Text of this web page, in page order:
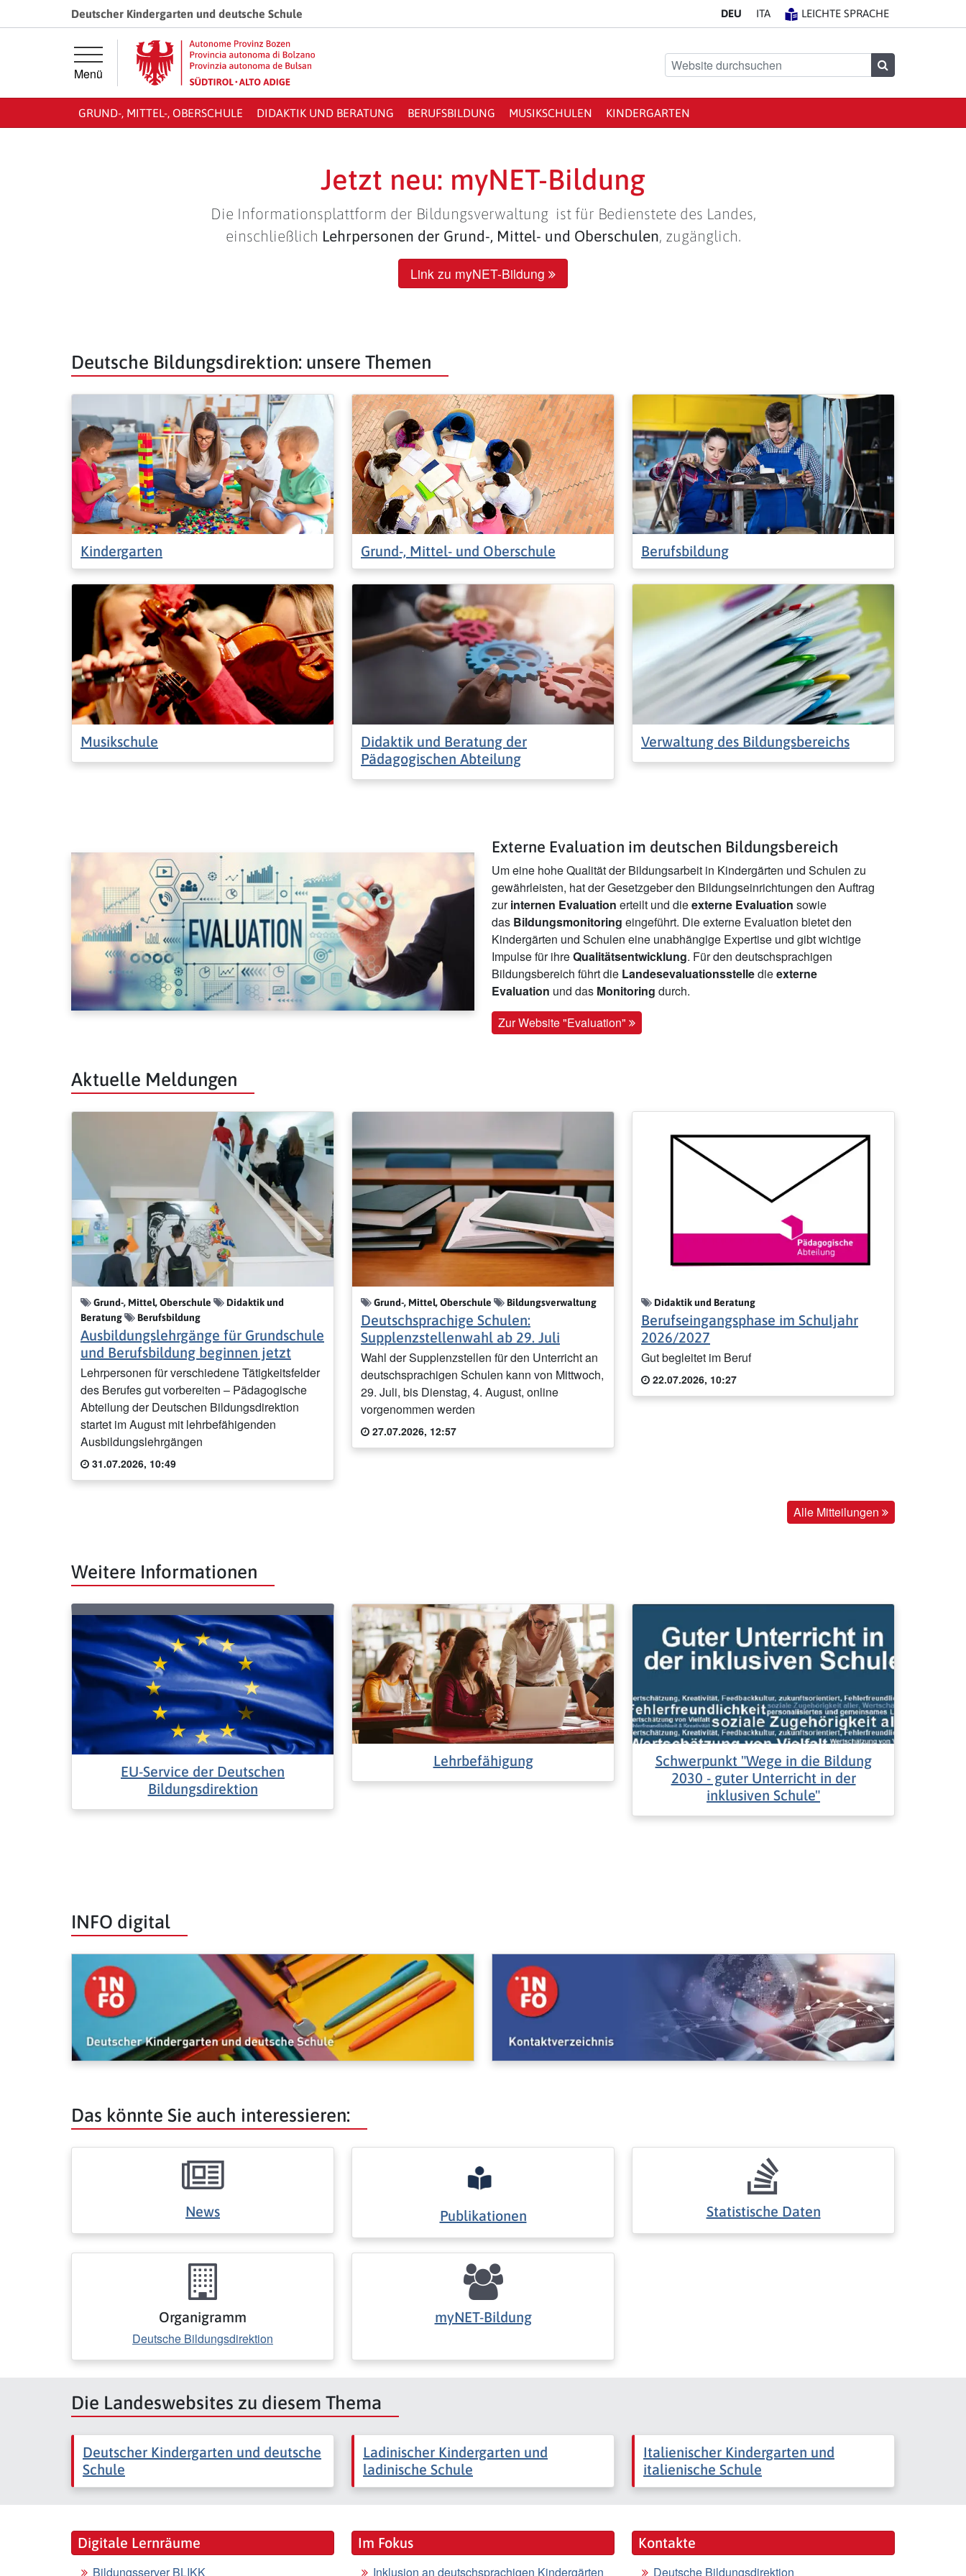
Springe direkt zur Hauptnavigation
Springe direkt zum InhaltDeutscher Kindergarten und deutsche Schule DEU ITA LEICHTE SPRACHE
Menü
Website durchsuchen
GRUND-, MITTEL-, OBERSCHULE DIDAKTIK UND BERATUNG BERUFSBILDUNG MUSIKSCHULEN KINDERGARTEN
Jetzt neu: myNET-Bildung
Die Informationsplattform der Bildungsverwaltung ist für Bedienstete des Landes,
einschließlich Lehrpersonen der Grund-, Mittel- und Oberschulen, zugänglich.
Link zu myNET-Bildung
Deutsche Bildungsdirektion: unsere Themen
Kindergarten Grund-, Mittel- und Oberschule Berufsbildung
Musikschule
Didaktik und Beratung der
Pädagogischen Abteilung
Verwaltung des Bildungsbereichs
Externe Evaluation im deutschen Bildungsbereich
Um eine hohe Qualität der Bildungsarbeit in Kindergärten und Schulen zu
gewährleisten, hat der Gesetzgeber den Bildungseinrichtungen den Auftrag
zurinternen Evaluation erteilt und dieexterne Evaluation sowie
das Bildungsmonitoring eingeführt. Die externe Evaluation bietet den
Kindergärten und Schulen eine unabhängige Expertise und gibt wichtige
Impulse für ihreQualitätsentwicklung. Für den deutschsprachigen
Bildungsbereich führt die Landesevaluationsstelledieexterne
Evaluation und das Monitoring durch.
Zur Website "Evaluation"
Aktuelle Meldungen
Grund-, Mittel, Oberschule
Didaktik und
Beratung
Berufsbildung
Ausbildungslehrgänge für Grundschule
und Berufsbildung beginnen jetzt
Lehrpersonen für verschiedene Tätigkeitsfelder
des Berufes gut vorbereiten – Pädagogische
Abteilung der Deutschen Bildungsdirektion
startet im August mit lehrbefähigenden
Ausbildungslehrgängen
31.07.2026, 10:49
Grund-, Mittel, Oberschule Bildungsverwaltung
Deutschsprachige Schulen:
Supplenzstellenwahl ab 29. Juli
Wahl der Supplenzstellen für den Unterricht an
deutschsprachigen Schulen kann von Mittwoch,
29. Juli, bis Dienstag, 4. August, online
vorgenommen werden
27.07.2026, 12:57
Didaktik und Beratung
Berufseingangsphase im Schuljahr
2026/2027
Gut begleitet im Beruf
22.07.2026, 10:27
Alle Mitteilungen
Weitere Informationen
EU-Service der Deutschen
Bildungsdirektion
Lehrbefähigung
Schwerpunkt "Wege in die Bildung
2030 - guter Unterricht in der
inklusiven Schule"
INFO digital
Das könnte Sie auch interessieren:
News Publikationen Statistische Daten
Organigramm
Deutsche Bildungsdirektion
myNET-Bildung
Die Landeswebsites zu diesem Thema
Deutscher Kindergarten und deutsche
Schule
Ladinischer Kindergarten und
ladinische Schule
Italienischer Kindergarten und
italienische Schule
Digitale Lernräume
Bildungsserver BLIKK
Im Fokus
Inklusion an deutschsprachigen Kindergärten
Kontakte
Deutsche Bildungsdirektion